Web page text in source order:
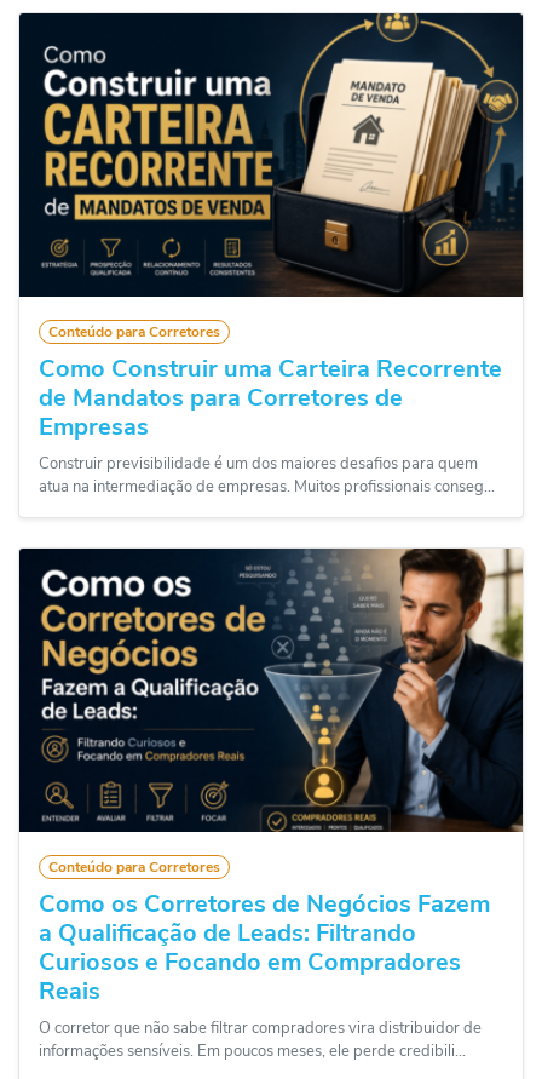
Conteúdo para Corretores
Como Construir uma Carteira Recorrente
de Mandatos para Corretores de
Empresas
Construir previsibilidade é um dos maiores desafios para quem
atua na intermediação de empresas. Muitos profissionais conseg...
Conteúdo para Corretores
Como os Corretores de Negócios Fazem
a Qualificação de Leads: Filtrando
Curiosos e Focando em Compradores
Reais
O corretor que não sabe filtrar compradores vira distribuidor de
informações sensíveis. Em poucos meses, ele perde credibili...